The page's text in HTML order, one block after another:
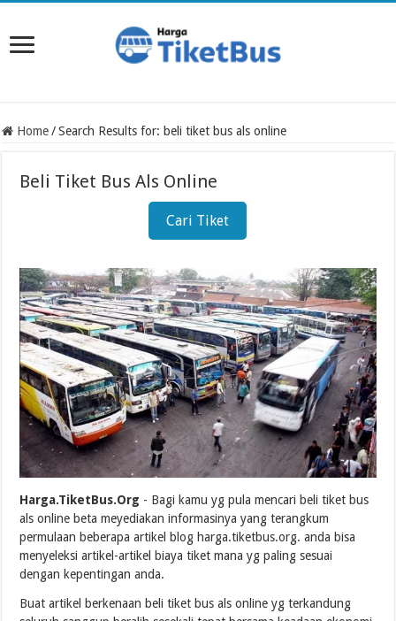
Home / Search Results for: beli tiket bus als online
Beli Tiket Bus Als Online
Cari Tiket
Harga.TiketBus.Org - Bagi kamu yg pula mencari beli tiket bus
als online beta meyediakan informasinya yang terangkum
permulaan beberapa artikel blog harga.tiketbus.org. anda bisa
menyeleksi artikel-artikel biaya tiket mana yg paling sesuai
dengan kepentingan anda.
Buat artikel berkenaan beli tiket bus als online yg terkandung